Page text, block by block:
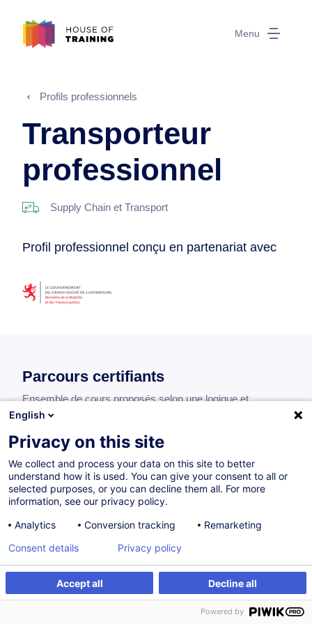
Menu
Profils professionnels
Transporteur
professionnel
Supply Chain et Transport
Profil professionnel conçu en partenariat avec
Parcours certifiants
Ensemble de cours proposés selon une logique et
chronologie déterminées. Proposés en collaboration avec
sont sanctionnés par un certificat de réussite.
Conducteur de véhicules effectuant des
transports de marchandises dangereuses
(ADR) (FR)
FR
Parcours certifiant
English
Privacy on this site
We collect and process your data on this site to better
understand how it is used. You can give your consent to all or
selected purposes, or you can decline them all. For more
information, see our privacy policy.
Analytics
Conversion tracking Remarketing
Accept all Decline all
Consent details Privacy policy
Powered by